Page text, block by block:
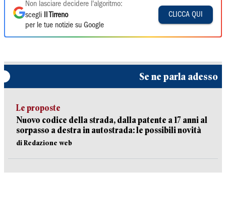
Non lasciare decidere l'algoritmo:
scegli
Il Tirreno
per le tue notizie su Google
CLICCA QUI
Se ne parla adesso
Le proposte
Nuovo codice della strada, dalla patente a 17 anni al
sorpasso a destra in autostrada: le possibili novità
di Redazione web